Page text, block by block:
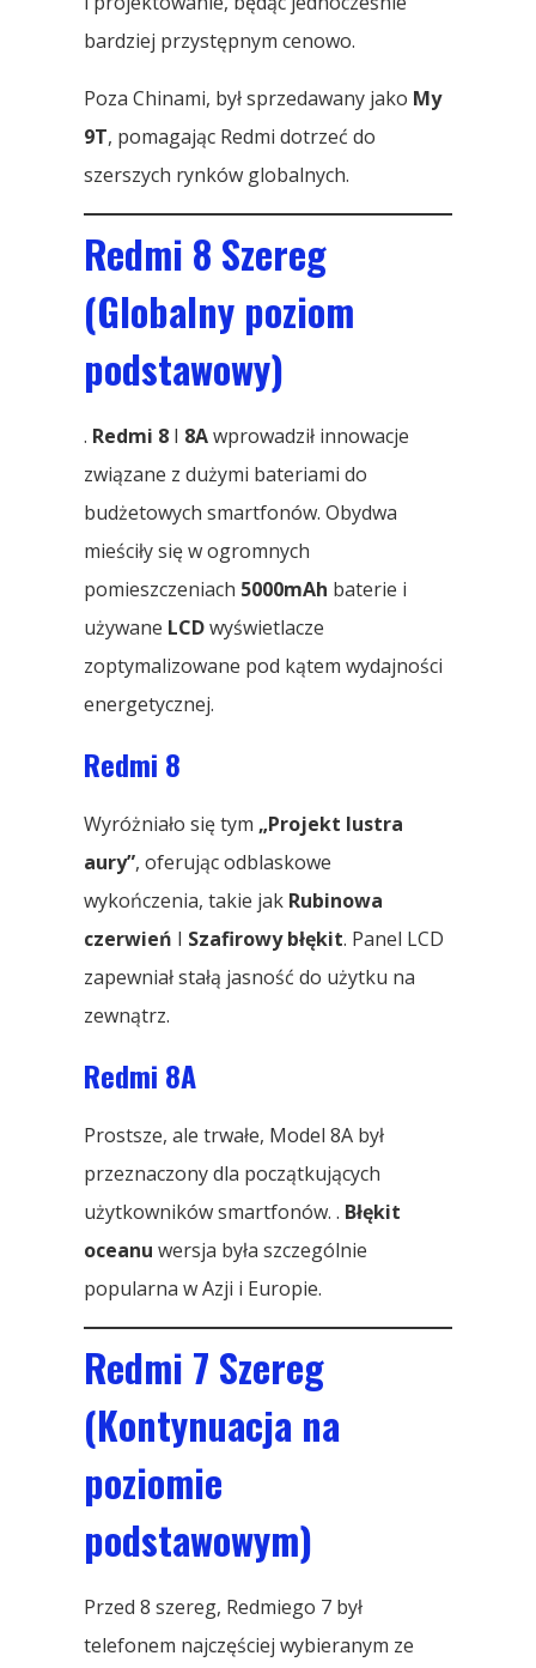
bardziej przystępnym cenowo.
Poza Chinami, był sprzedawany jako My
9T, pomagając Redmi dotrzeć do
szerszych rynków globalnych.
Redmi 8 Szereg
(Globalny poziom
podstawowy)
. Redmi 8 I 8Awprowadził innowacje
związane z dużymi bateriami do
budżetowych smartfonów. Obydwa
mieściły się w ogromnych
pomieszczeniach 5000mAh baterie i
używane LCDwyświetlacze
zoptymalizowane pod kątem wydajności
energetycznej.
Redmi 8
Wyróżniało się tym „Projekt lustra
aury”, oferując odblaskowe
wykończenia, takie jak Rubinowa
czerwień I Szafirowy błękit. Panel LCD
zapewniał stałą jasność do użytku na
zewnątrz.
Redmi 8A
Prostsze, ale trwałe, Model 8A był
przeznaczony dla początkujących
użytkowników smartfonów. . Błękit
oceanu wersja była szczególnie
popularna w Azji i Europie.
Redmi 7 Szereg
(Kontynuacja na
poziomie
podstawowym)
Przed 8 szereg, Redmiego 7 był
telefonem najczęściej wybieranym ze